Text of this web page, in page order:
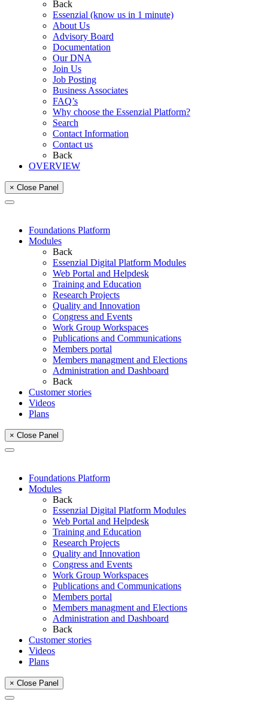
Back
Essenzial (know us in 1 minute)
About Us
Advisory Board
Documentation
Our DNA
Join Us
Job Posting
Business Associates
FAQ’s
Why choose the Essenzial Platform?
Search
Contact Information
Contact us
Back
OVERVIEW
× Close Panel
Foundations Platform
Modules
Back
Essenzial Digital Platform Modules
Web Portal and Helpdesk
Training and Education
Research Projects
Quality and Innovation
Congress and Events
Work Group Workspaces
Publications and Communications
Members portal
Members managment and Elections
Administration and Dashboard
Back
Customer stories
Videos
Plans
× Close Panel
Foundations Platform
Modules
Back
Essenzial Digital Platform Modules
Web Portal and Helpdesk
Training and Education
Research Projects
Quality and Innovation
Congress and Events
Work Group Workspaces
Publications and Communications
Members portal
Members managment and Elections
Administration and Dashboard
Back
Customer stories
Videos
Plans
× Close Panel